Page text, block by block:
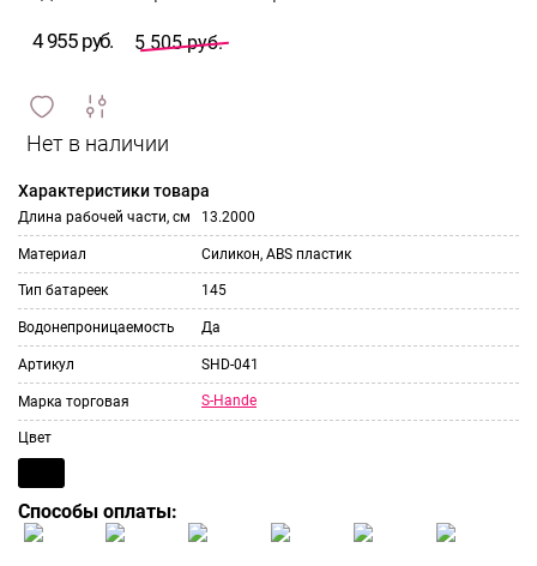
4 955 руб. 5 505 руб.
и
сравнить
ИЗБРАННОЕ
Характеристики товара
Длина рабочей части, см 13.2000
Материал Силикон, ABS пластик
Тип батареек 145
Водонепроницаемость Да
Артикул SHD-041
Марка торговая S-Hande
Цвет
Способы оплаты: